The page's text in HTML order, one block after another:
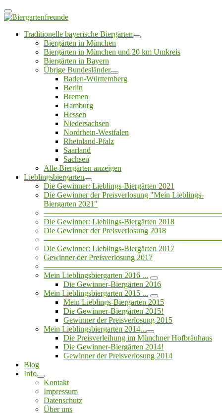
Traditionelle bayerische Biergärten
Biergärten in München
Biergärten in München und 20 km Umkreis
Biergärten in Bayern
Übrige Bundesländer
Baden-Württemberg
Berlin
Bremen
Hamburg
Hessen
Niedersachsen
Nordrhein-Westfalen
Rheinland-Pfalz
Saarland
Sachsen
Alle Biergärten anzeigen
Lieblingsbiergarten
Die Gewinner: Lieblings-Biergärten 2021
Die Gewinner der Preisverlosung "Mein Lieblings-
Biergarten 2021"
Die Gewinner: Lieblings-Biergärten 2018
Die Gewinner der Preisverlosung 2018
Die Gewinner: Lieblings-Biergärten 2017
Gewinner der Preisverlosung 2017
Mein Lieblingsbiergarten 2016 ...
Die Gewinner-Biergärten 2016
Mein Lieblingsbiergarten 2015 ...
Mein Lieblings-Biergarten 2015
Die Gewinner-Biergärten 2015!
Gewinner der Preisverlosung 2015
Mein Lieblingsbiergarten 2014...
Die Preisverleihung im Münchner Hofbräuhaus
Die Gewinner-Biergärten 2014!
Gewinner der Preisverlosung 2014
Blog
Info
Kontakt
Impressum
Datenschutz
Über uns